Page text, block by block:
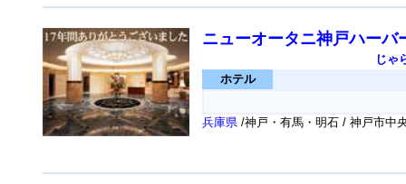
ニューオータニ神戸ハーバ
じゃ
ホテル
兵庫県 /神戸・有馬・明石 / 神戸市中